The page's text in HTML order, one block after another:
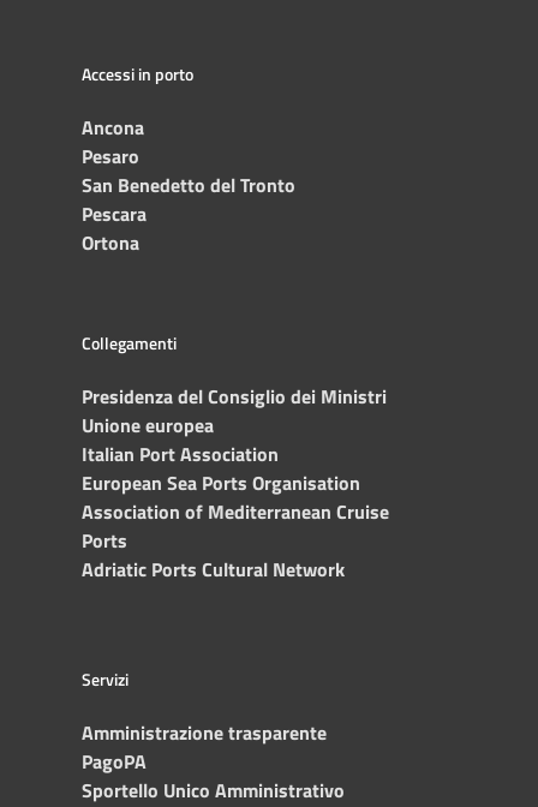
Accessi in porto
Ancona
Pesaro
San Benedetto del Tronto
Pescara
Ortona
Collegamenti
Presidenza del Consiglio dei Ministri
Unione europea
Italian Port Association
European Sea Ports Organisation
Association of Mediterranean Cruise
Ports
Adriatic Ports Cultural Network
Servizi
Amministrazione trasparente
PagoPA
Sportello Unico Amministrativo